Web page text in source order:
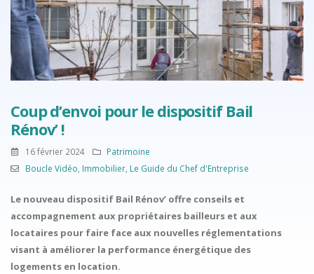
Coup d’envoi pour le dispositif Bail
Rénov’ !
16 février 2024
Patrimoine
Boucle Vidéo Immobilier, Le Guide du Chef d'Entreprise
Le nouveau dispositif Bail Rénov’ offre conseils et
accompagnement aux propriétaires bailleurs et aux
locataires pour faire face aux nouvelles réglementations
visant à améliorer la performance énergétique des
logements en location.